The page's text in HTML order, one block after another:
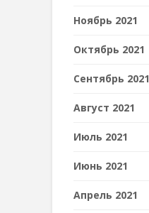
Ноябрь 2021
Октябрь 2021
Сентябрь 2021
Август 2021
Июль 2021
Июнь 2021
Апрель 2021